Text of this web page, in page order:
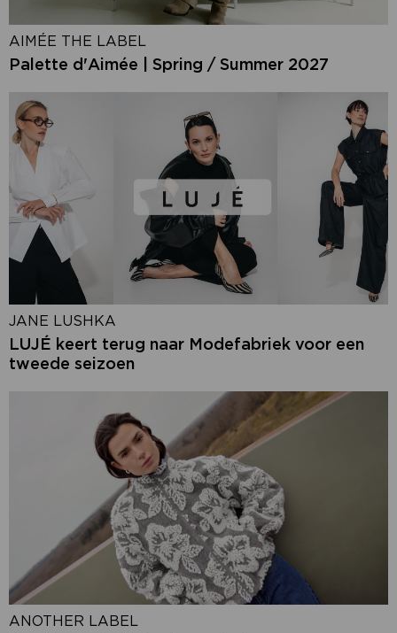
AIMÉE THE LABEL
Palette d'Aimée | Spring / Summer 2027
JANE LUSHKA
LUJÉ keert terug naar Modefabriek voor een
tweede seizoen
ANOTHER LABEL